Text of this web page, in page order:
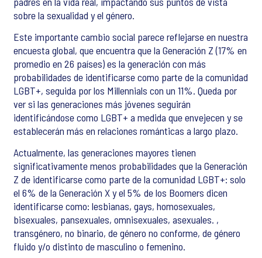
sobre la sexualidad y el género.
Este importante cambio social parece reflejarse en nuestra
encuesta global, que encuentra que la Generación Z (17% en
promedio en 26 países) es la generación con más
probabilidades de identificarse como parte de la comunidad
LGBT+, seguida por los Millennials con un 11%. Queda por
ver si las generaciones más jóvenes seguirán
identificándose como LGBT+ a medida que envejecen y se
establecerán más en relaciones románticas a largo plazo.
Actualmente, las generaciones mayores tienen
significativamente menos probabilidades que la Generación
Z de identificarse como parte de la comunidad LGBT+: solo
el 6% de la Generación X y el 5% de los Boomers dicen
identificarse como: lesbianas, gays, homosexuales,
bisexuales, pansexuales, omnisexuales, asexuales. ,
transgénero, no binario, de género no conforme, de género
fluido y/o distinto de masculino o femenino.